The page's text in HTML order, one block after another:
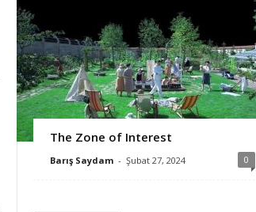
The Zone of Interest
Barış Saydam - Şubat 27, 2024 0